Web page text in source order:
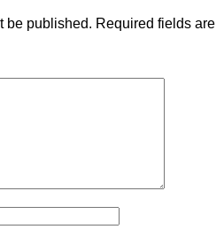
be published. Required fields are